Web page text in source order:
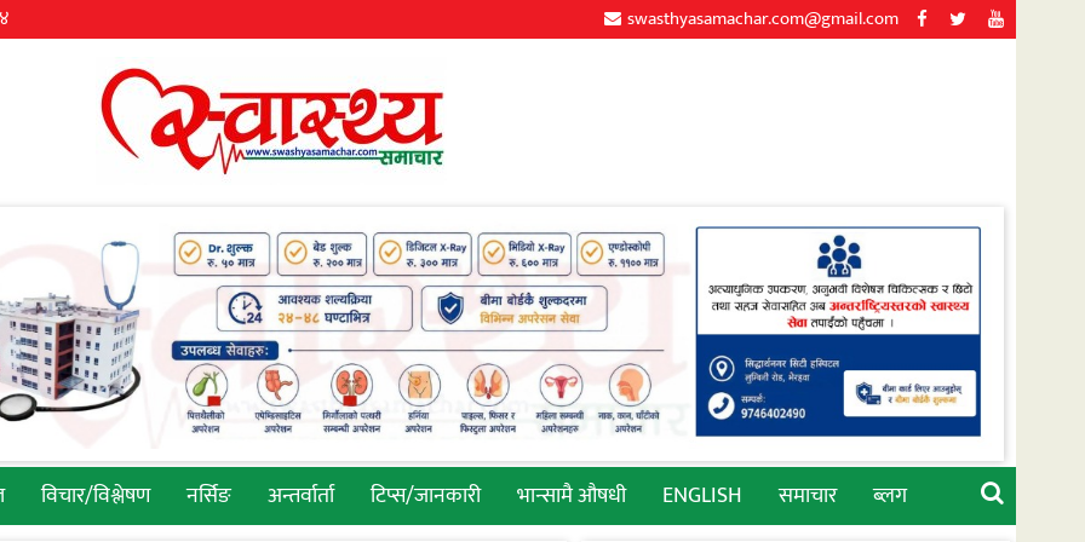
swasthyasamachar.com@gmail.com
विचार/विश्लेषण नर्सिङ अन्तर्वार्ता टिप्स/जानकारी भान्सामै औषधी ENGLISH समाचार ब्लग